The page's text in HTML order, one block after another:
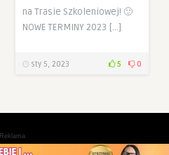
na Trasie Szkoleniowej! 🙂
NOWE TERMINY 2023 […]
sty 5, 2023 5 0
Reklama